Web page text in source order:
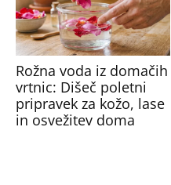
Rožna voda iz domačih
vrtnic: Dišeč poletni
pripravek za kožo, lase
in osvežitev doma